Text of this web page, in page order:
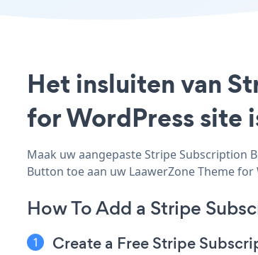
Het insluiten van
for WordPress site
Maak uw aangepaste Stripe Subscription
Button toe aan uw LaawerZone Theme
How To Add a Stripe
Create a Free Stripe